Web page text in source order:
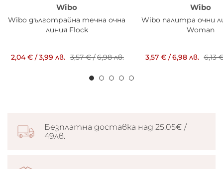
Wibo
Wibo дълготрайна течна очна
линия Flock
2,04 €/3,99 лв. 3,57 €/6,98 лв.
Wibo
Wibo палитра очни
Woman
3,57 €/6,98 лв. 6,13
Безплатна доставка над 25.05€ /
49лв.